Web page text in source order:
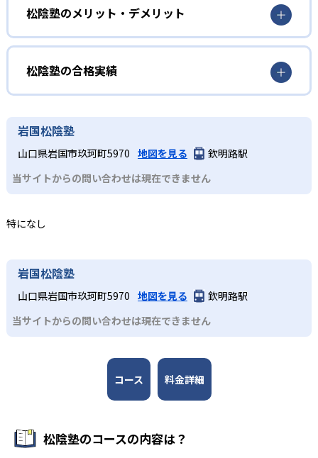
習できる。
02 自社開発の学習システム
松陰塾では、自社開発した自立学習教材を使用している。
主要5教科の問題を文部科学省学習指導要領に準拠した内容
で作成しており、スモールステップ方式で簡単なレベルか
時間制限機能もついているため、集中力の訓練にもなるだ
ろう。
03 学年にとらわれず学習できる
年の総復習や次の学年の先取り学習などにもフレキシブル
家庭学習を習慣化したい子ども向け
松陰塾では、小学生低学年で学習習慣が身につくよう、子
どもが楽しく学べる指導法を心がけている。個別指導であ
るためピンポイントで復習しやすく、学ぶことへの自信が
中学に向けて苦手教科を克服したい子ども向け
松陰塾では、わかるまで何度も繰り返すリターン学習を行
出された弱点を克服できる。
受験に向けてモチベーション維持が心配な生徒向け
松陰塾では通い放題プランがあるため、毎日通塾すること
で講師との信頼関係を築くことができる。受験や学習に関
する悩みも相談しやすいため、モチベーション維持がしや
すいだろう。
松陰塾のメリット・デメリット
どんなメリットがある？
松陰塾では主要5教科全てに対応しており、何教科でも選択
可能である。また無学年方式の学習方法を採用しているた
め、学年や年齢にとらわれずに先取り学習したり、苦手な
単元まで戻って復習したりできる。
松陰塾は通い放題で月額定額制となっている。そのため、
費用の負担を増やさずに十分な学習時間を確保できるだろ
どんなデメリットがある？
松陰塾では、クラス式の指導を一切行っていない。そのた
め、他の生徒との競争で学習意欲がかき立てられるタイプ
松陰塾の合格実績
松陰塾は、公式サイトで合格実績を公開していない。志望
せたい。
岩国松陰塾
山口県岩国市玖珂町5970 地図を見る
欽明路駅
当サイトからの問い合わせは現在できません
特になし
岩国松陰塾
山口県岩国市玖珂町5970 地図を見る
欽明路駅
当サイトからの問い合わせは現在できません
コース 料金詳細
松陰塾のコースの内容は？